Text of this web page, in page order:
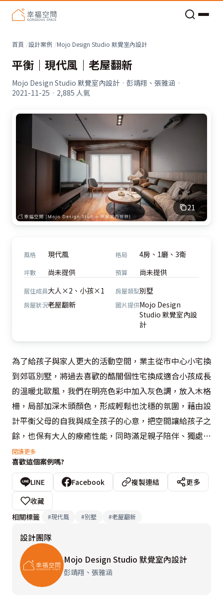
首頁 設計案例 Mojo Design Studio 默覺室內設計
平衡｜現代風｜老屋翻新
Mojo Design Studio 默覺室內設計 · 彭靖翔、張雅涵 ·
2021-11-25 · 2,885 人氣
21
風格 現代風 格局 4房、1廳、3衛
坪數 尚未提供 預算 尚未提供
居住成員大人×2、小孩×1 房屋類型別墅
房屋狀況老屋翻新 圖片提供Mojo Design
Studio 默覺室內設
計
為了給孩子與家人更大的活動空間，業主從市中心小宅換
到郊區別墅，將過去喜歡的酷闇個性宅換成適合小孩成長
的溫暖北歐風，我們在明亮色彩中加入灰色調，放入木格
柵，局部加深木頭顏色，形成輕鬆也沈穩的氛圍，藉由設
計平衡父母的自我與成全孩子的心意，把空間讓給孩子之
餘，也保有大人的療癒性能，同時滿足親子陪伴、獨處、
家族同樂的使用需求。
一樓開放格局呈階梯狀，太多邊角與畸零空間不易利用，
以一道斜牆與矮牆整合稜角，兩個回字形動線創造循環流
動，不動格局卻能解決動線不順，兼顧開放與隱私、融合
用一道斜牆整合衛浴跟樓梯間的轉角空間創建儲藏室，走
道寬度因此產生變化，先窄後寬的動線放大空間視覺，往
內則由寬變窄，善用斜線令人期待的引導特性，創造隱密
閱讀更多
喜歡這個案例嗎?
LINE Facebook 複製連結
更多
收藏
相關標籤
#現代風 #別墅 #老屋翻新
設計團隊
Mojo Design Studio 默覺室內設計
彭靖翔、張雅涵